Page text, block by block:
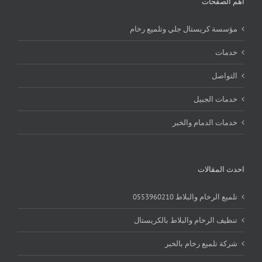
مؤسسة كريستال جلي وتلميع رخام
خدمات
التواصل
خدمات الجبيل
خدمات الدمام والخبر
احدث المقالات
تلميع الرخام والبلاط 0553960210
تنظيف الرخام والبلاط بالكريستال
شركة تلميع رخام بالخبر